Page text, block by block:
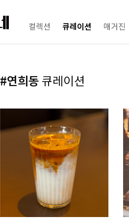
컬렉션 큐레이션 매거진
#연희동 큐레이션